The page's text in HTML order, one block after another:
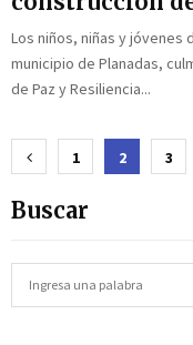
Los niños, niñas y jóvenes
municipio de Planadas,
de Paz y Resiliencia...
Paginación
de
1 2 3
Buscar